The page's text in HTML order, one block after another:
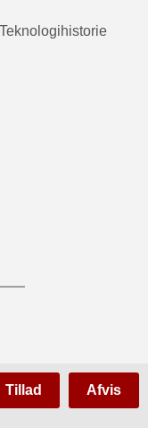
Tillad Afvis